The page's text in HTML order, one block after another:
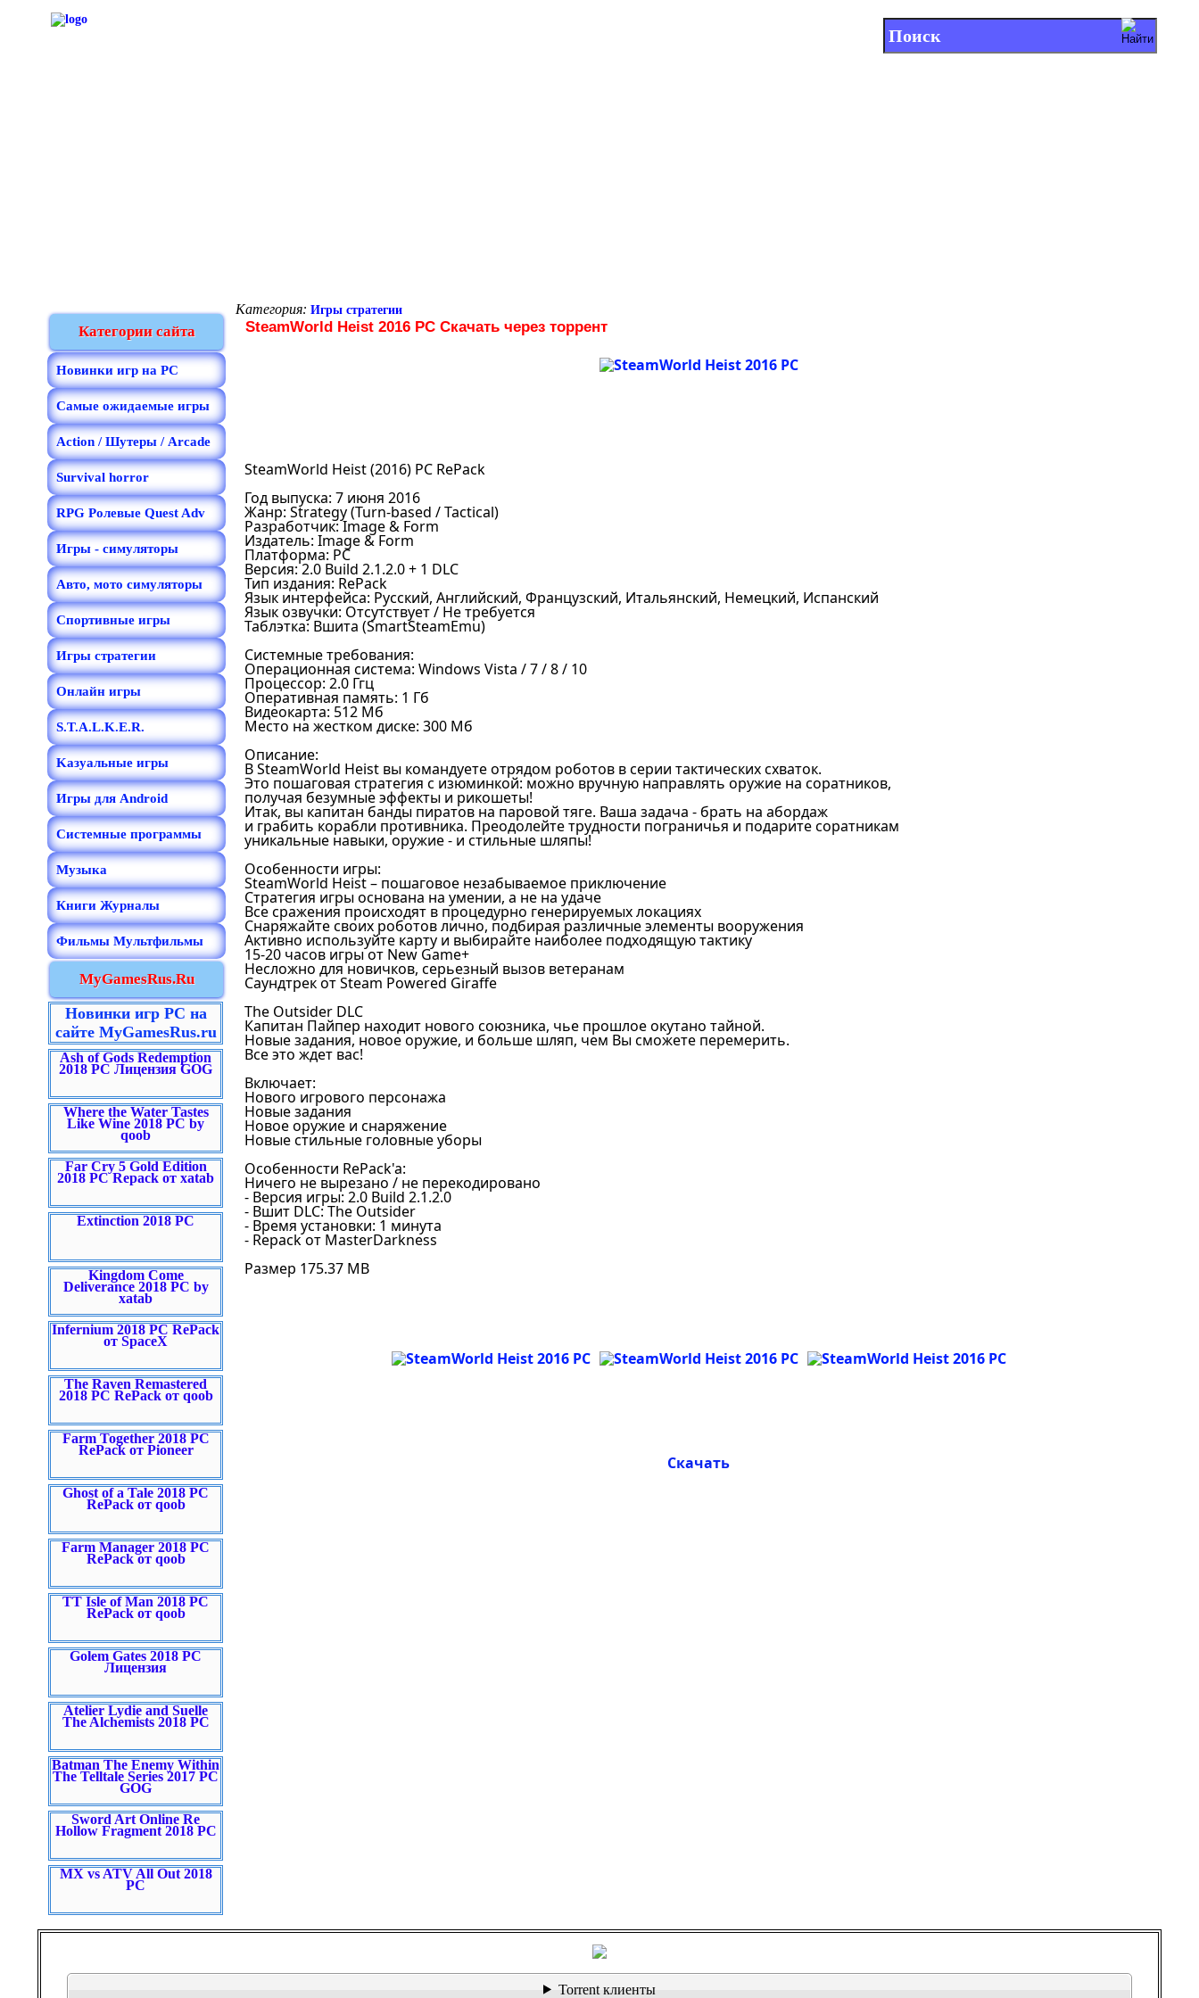
Категории сайта
Новинки игр на PC
Самые ожидаемые игры
Action / Шутеры / Arcade
Survival horror
RPG Ролевые Quest Adv
Игры - симуляторы
Авто, мото симуляторы
Спортивные игры
Игры стратегии
Онлайн игры
S.T.A.L.K.E.R.
Kазуальные игры
Игры для Android
Системные программы
Музыка
Книги Журналы
Фильмы Мультфильмы
MyGamesRus.Ru
Новинки игр PC на
сайте MyGamesRus.ru
Ash of Gods Redemption
2018 PC Лицензия GOG
Where the Water Tastes
Like Wine 2018 PC by
qoob
Far Cry 5 Gold Edition
2018 PC Repack от xatab
Extinction 2018 PC
Kingdom Come
Deliverance 2018 PC by
xatab
Infernium 2018 PC RePack
от SpaceX
The Raven Remastered
2018 PC RePack от qoob
Farm Together 2018 PC
RePack от Pioneer
Ghost of a Tale 2018 PC
RePack от qoob
Farm Manager 2018 PC
RePack от qoob
TT Isle of Man 2018 PC
RePack от qoob
Golem Gates 2018 PC
Лицензия
Atelier Lydie and Suelle
The Alchemists 2018 PC
Batman The Enemy Within
The Telltale Series 2017 PC
GOG
Sword Art Online Re
Hollow Fragment 2018 PC
MX vs ATV All Out 2018
PC
Категория: Игры стратегии
SteamWorld Heist 2016 PC Скачать через торрент
SteamWorld Heist (2016) PC RePack
Год выпуска: 7 июня 2016
Жанр: Strategy (Turn-based / Tactical)
Разработчик: Image & Form
Издатель: Image & Form
Платформа: PC
Версия: 2.0 Build 2.1.2.0 + 1 DLC
Тип издания: RePack
Язык интерфейса: Русский, Английский, Французский, Итальянский, Немецкий, Испанский
Язык озвучки: Отсутствует / Не требуется
Таблэтка: Вшита (SmartSteamEmu)
Системные требования:
Операционная система: Windows Vista / 7 / 8 / 10
Процессор: 2.0 Ггц
Оперативная память: 1 Гб
Видеокарта: 512 Мб
Место на жестком диске: 300 Мб
Описание:
В SteamWorld Heist вы командуете отрядом роботов в серии тактических схваток.
Это пошаговая стратегия с изюминкой: можно вручную направлять оружие на соратников,
получая безумные эффекты и рикошеты!
Итак, вы капитан банды пиратов на паровой тяге. Ваша задача - брать на абордаж
и грабить корабли противника. Преодолейте трудности пограничья и подарите соратникам
уникальные навыки, оружие - и стильные шляпы!
Особенности игры:
SteamWorld Heist – пошаговое незабываемое приключение
Стратегия игры основана на умении, а не на удаче
Все сражения происходят в процедурно генерируемых локациях
Снаряжайте своих роботов лично, подбирая различные элементы вооружения
Активно используйте карту и выбирайте наиболее подходящую тактику
15-20 часов игры от New Game+
Несложно для новичков, серьезный вызов ветеранам
Саундтрек от Steam Powered Giraffe
The Outsider DLC
Капитан Пайпер находит нового союзника, чье прошлое окутано тайной.
Новые задания, новое оружие, и больше шляп, чем Вы сможете перемерить.
Все это ждет вас!
Включает:
Нового игрового персонажа
Новые задания
Новое оружие и снаряжение
Новые стильные головные уборы
Особенности RePack'a:
Ничего не вырезано / не перекодировано
- Версия игры: 2.0 Build 2.1.2.0
- Вшит DLC: The Outsider
- Время установки: 1 минута
- Repack от MasterDarkness
Размер 175.37 MB
Скачать
Torrent клиенты